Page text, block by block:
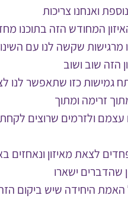
צריכות
הזה בתוכנו מחדש.
שקשה לנו עם השינויים ועם
ושוב
כזו שתאפשר לנו לצאת
ומתוך
שרוצים לקחת אותנו
מאיזון ונאחזים באיזון
ישארו
שיש ביקום הזה זה